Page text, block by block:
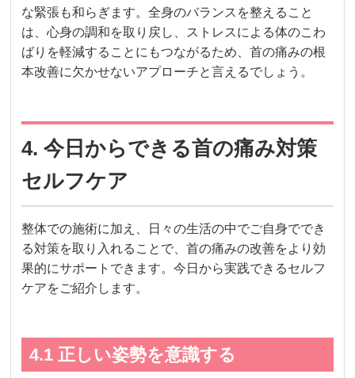
な緊張も和らぎます。全身のバランスを整えること
は、心身の調和を取り戻し、ストレスによる体のこわ
ばりを軽減することにもつながるため、首の痛みの根
本改善に欠かせないアプローチと言えるでしょう。
4. 今日からできる首の痛み対策
セルフケア
整体での施術に加え、日々の生活の中でご自身ででき
る対策を取り入れることで、首の痛みの改善をより効
果的にサポートできます。今日から実践できるセルフ
ケアをご紹介します。
4.1 正しい姿勢を意識する